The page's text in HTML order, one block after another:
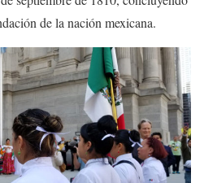
de la nación mexicana.